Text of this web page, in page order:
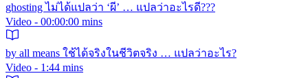
ghosting ไม่ได้แปลว่า ‘ผี’ … แปลว่าอะไรดี???
Video - 00:00:00 mins
by all means ใช้ได้จริงในชีวิตจริง … แปลว่าอะไร?
Video - 1:44 mins